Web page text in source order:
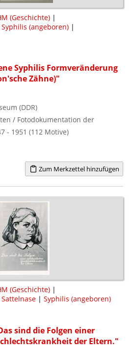
(Geschichte) |
Syphilis (angeboren) |
Syphilis Formveränderung
Zähne)"
(DDR)
/ Fotodokumentation der
- 1951 (112 Motive)
Zum Merkzettel hinzufügen
(Geschichte) |
Sattelnase | Syphilis (angeboren)
sind die Folgen einer
der Eltern."